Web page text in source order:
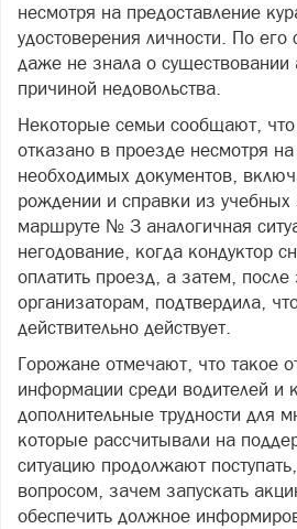
несмотря на предоставление
удостоверения личности. По его
даже не знала о существовании
причиной недовольства.
Некоторые семьи сообщают,
отказано в проезде несмотря
необходимых документов,
рождении и справки из
маршруте № 3 аналогичная
негодование, когда кондуктор
оплатить проезд, а затем, после
организаторам, подтвердила,
действительно действует.
Горожане отмечают, что такое
информации среди водителей и
дополнительные трудности для
которые рассчитывали на
ситуацию продолжают
вопросом, зачем запускать
обеспечить должное